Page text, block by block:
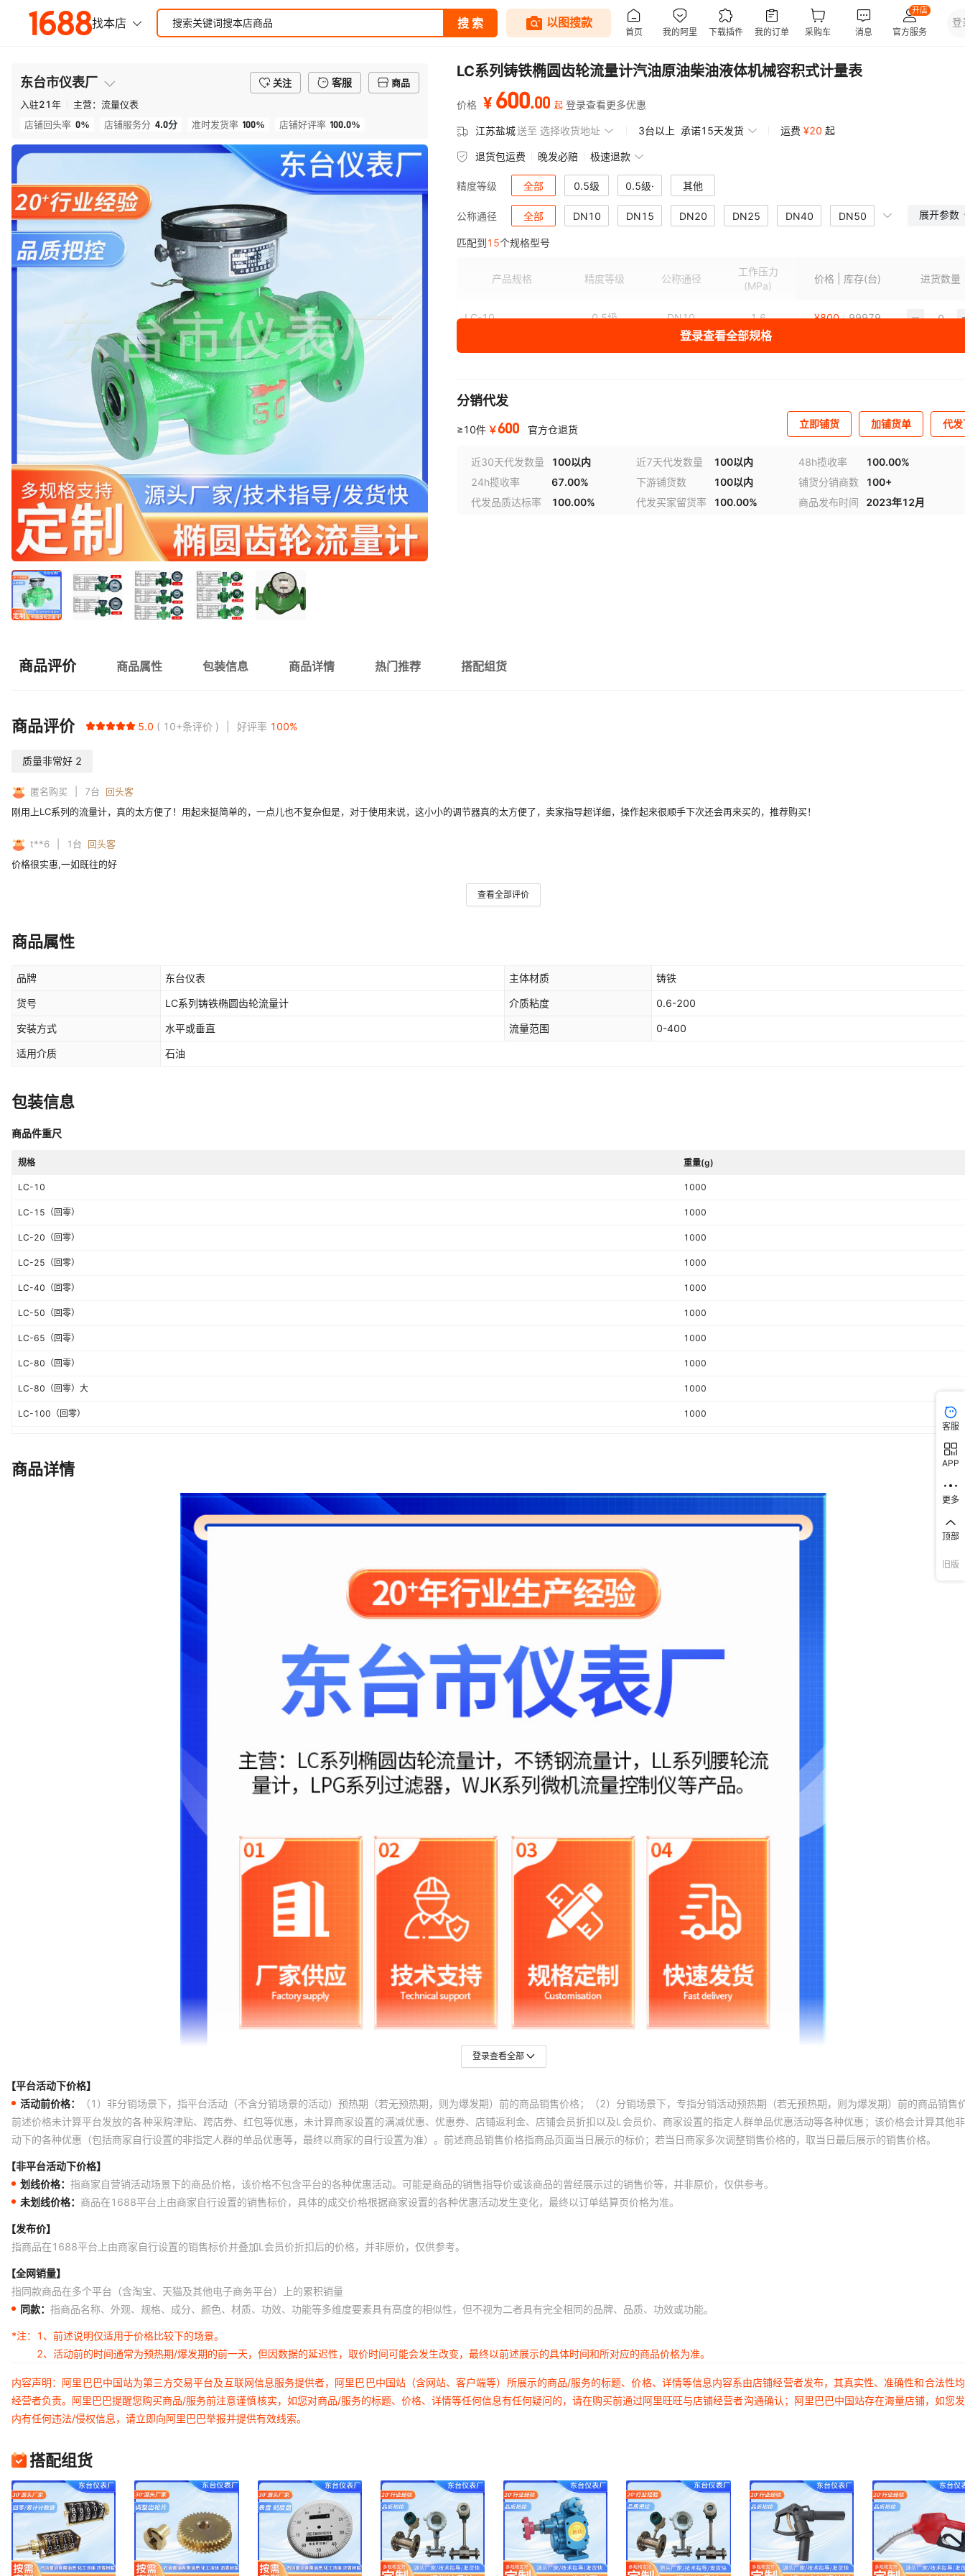
东台市仪表厂 关注 客服
商品
入驻21年 主营： 流量仪表
店铺回头率 0% 店铺服务分 4.0分 准时发货率 100% 店铺好评率 100.0%
LC系列铸铁椭圆齿轮流量计汽油原油柴油液体机械容积式计量表
价格 ¥ 600.00 起 登录查看更多优惠
江苏盐城送至 选择收货地址 3台以上 承诺15天发货 运费 ¥20 起
退货包运费 晚发必赔 极速退款
精度等级 全部 0.5级 0.5级· 其他
公称通径 全部 DN10 DN15 DN20 DN25 DN40 DN50
DN65
展开参数
匹配到15个规格型号
产品规格 精度等级 公称通径
工作压力
(MPa)
价格 | 库存(台) 进货数量
LC-10 0.5级 DN10 1.6 ¥800 99979
LC-15（回零） 0.5级 DN15 1.6 ¥700 99973
LC-25（回零） ¥850 99993
LC-40（回零） DN40 1.6 ¥950 99999
LC-100（回零）大
其他规格dingzhi 其他 DN5000 -
登录查看全部规格
分销代发
≥10件 ￥600 官方仓退货 立即铺货 加铺货单 代
近30天代发数量 100以内 近7天代发数量 100以内 48h揽收率
100.00%
24h揽收率
67.00% 下游铺货数 100以内 铺货分销商数
100+
代发品质达标率
100.00% 代发买家留货率 100.00% 商品发布时间 2023年12月
商品评价 商品属性 包装信息 商品详情 热门推荐 搭配组货
商品评价 5.0 10+条评价 好评率 100%
质量非常好 2
匿名购买 7台
回头客
刚用上LC系列的流量计，真的太方便了！用起来挺简单的，一点儿也不复杂但是，对于使用来说，这小小的调节器真的太方便了，卖家指导超详细，操作起来很顺手下次还会再来买的，推荐购买！
t**6 1台
回头客
价格很实惠,一如既往的好
查看全部评价
商品属性
品牌 东台仪表 主体材质 铸铁
货号 LC系列铸铁椭圆齿轮流量计 介质粘度 0.6-200
安装方式 水平或垂直 流量范围 0-400
适用介质 石油
包装信息
商品件重尺
规格 重量(g)
LC-10 1000
LC-15（回零） 1000
LC-20（回零） 1000
LC-25（回零） 1000
LC-40（回零） 1000
LC-50（回零） 1000
LC-65（回零） 1000
LC-80（回零） 1000
LC-80（回零）大 1000
LC-100（回零） 1000
LC-150（回零）
1000
商品详情
登录查看全部
【平台活动下价格】
活动前价格：
（1）非分销场景下，指平台活动（不含分销场景的活动）预热期（若无预热期，则为爆发期）前的商品销售价格；（2）分销场景下，专指分销活动预热期（若无预热期，则为爆发期）前的商品销售
前述价格未计算平台发放的各种采购津贴、跨店券、红包等优惠，未计算商家设置的满减优惠、优惠券、店铺返利金、店铺会员折扣以及L会员价、商家设置的指定人群单品优惠活动等各种优惠；该价格会计算其他
动下的各种优惠（包括商家自行设置的非指定人群的单品优惠等，最终以商家的自行设置为准）。前述商品销售价格指商品页面当日展示的标价；若当日商家多次调整销售价格的，取当日最后展示的销售价格。
【非平台活动下价格】
划线价格： 指商家自营销活动场景下的商品价格，该价格不包含平台的各种优惠活动。可能是商品的销售指导价或该商品的曾经展示过的销售价等，并非原价，仅供参考。
未划线价格： 商品在1688平台上由商家自行设置的销售标价，具体的成交价格根据商家设置的各种优惠活动发生变化，最终以订单结算页价格为准。
【发布价】
指商品在1688平台上由商家自行设置的销售标价并叠加L会员价折扣后的价格，并非原价，仅供参考。
【全网销量】
指同款商品在多个平台（含淘宝、天猫及其他电子商务平台）上的累积销量
同款： 指商品名称、外观、规格、成分、颜色、材质、功效、功能等多维度要素具有高度的相似性，但不视为二者具有完全相同的品牌、品质、功效或功能。
*注：
1、前述说明仅适用于价格比较下的场景。
2、活动前的时间通常为预热期/爆发期的前一天，但因数据的延迟性，取价时间可能会发生改变，最终以前述展示的具体时间和所对应的商品价格为准。
内容声明：阿里巴巴中国站为第三方交易平台及互联网信息服务提供者，阿里巴巴中国站（含网站、客户端等）所展示的商品/服务的标题、价格、详情等信息内容系由店铺经营者发布，其真实性、准确性和合法性
经营者负责。阿里巴巴提醒您购买商品/服务前注意谨慎核实，如您对商品/服务的标题、价格、详情等任何信息有任何疑问的，请在购买前通过阿里旺旺与店铺经营者沟通确认；阿里巴巴中国站存在海量店铺，如您
内有任何违法/侵权信息，请立即向阿里巴巴举报并提供有效线索。
搭配组货
客服
APP
更多
顶部
旧版